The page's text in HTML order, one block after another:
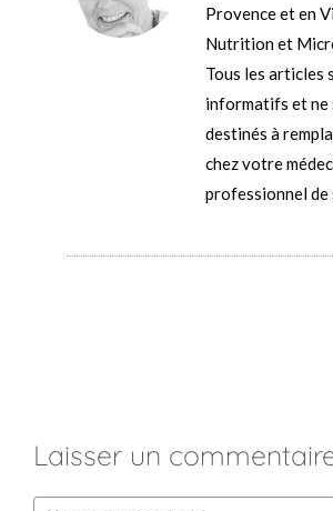
Provence et en
Nutrition et
Tous les articles
informatifs et ne
destinés à
chez votre
professionnel de
Laisser un